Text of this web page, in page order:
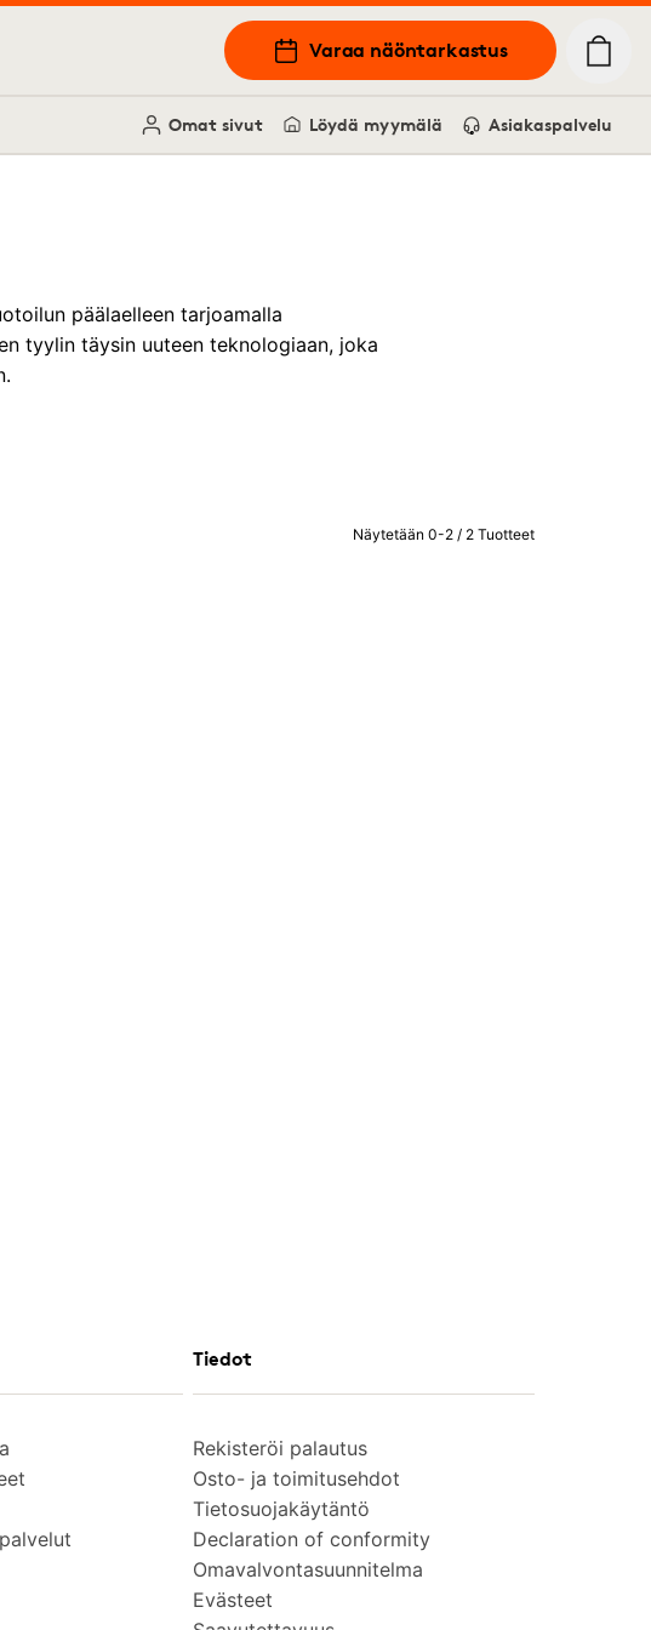
Varaa näöntarkastus
Omat sivut Löydä myymälä Asiakaspalvelu
päälaelleen tarjoamalla
tyylin täysin uuteen teknologiaan, joka
Näytetään 0-2 / 2 Tuotteet
Tiedot
Rekisteröi palautus
Osto- ja toimitusehdot
Tietosuojakäytäntö
Declaration of conformity
Omavalvontasuunnitelma
Evästeet